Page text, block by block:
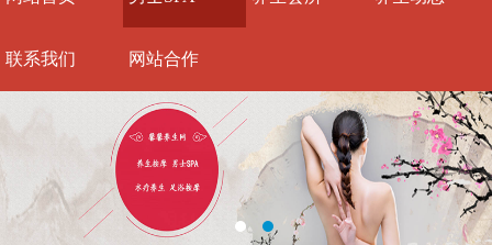
联系我们 网站合作